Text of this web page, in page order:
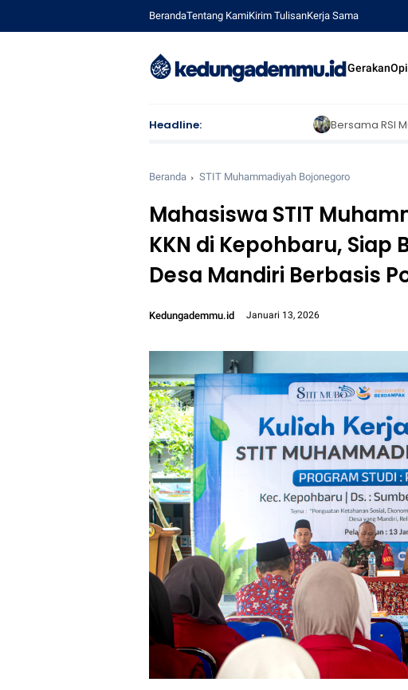
BerandaTentang KamiKirim TulisanKerja Sama
Gerakan
Headline: Bersama RSI Muhammadiyah
Beranda STIT Muhammadiyah Bojonegoro
Mahasiswa STIT
KKN di Kepohbaru, Siap
Desa Mandiri Berbasis
Kedungademmu.id Januari 13, 2026
12px